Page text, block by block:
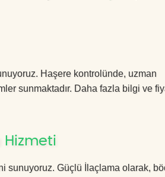
Haşere kontrolünde, uzman
sunmaktadır. Daha fazla bilgi ve
sunuyoruz. Güçlü İlaçlama olarak,